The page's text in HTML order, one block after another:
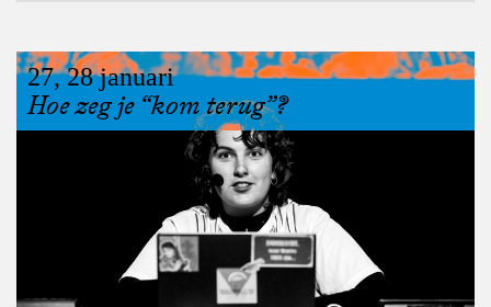
27, 28 januari
Hoe zeg je “kom terug”?